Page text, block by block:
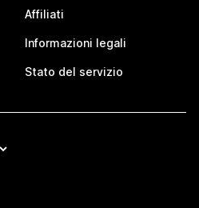
Affiliati
Informazioni legali
Stato del servizio